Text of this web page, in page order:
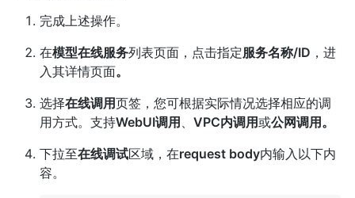
完成上述操作。
在模型在线服务列表页面，点击指定服务名称/ID ，进
入其详情页面。
选择在线调用页签，您可根据实际情况选择相应的调
用方式。支持WebUI调用 、 VPC内调用或公网调用。
下拉至在线调试区域，在request body内输入以下内
容。